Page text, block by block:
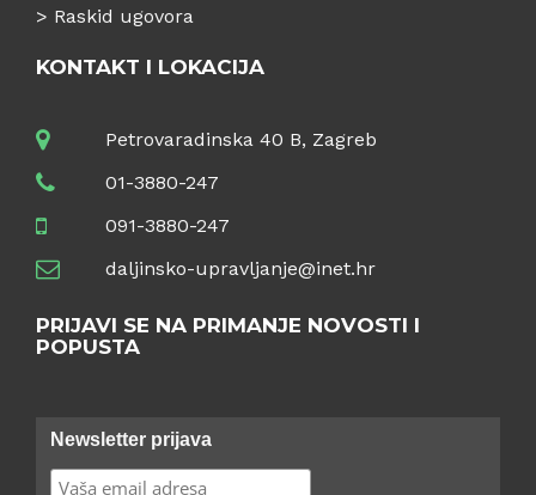
> Raskid ugovora
KONTAKT I LOKACIJA
Petrovaradinska 40 B, Zagreb
01-3880-247
091-3880-247
daljinsko-upravljanje@inet.hr
PRIJAVI SE NA PRIMANJE NOVOSTI I
POPUSTA
Newsletter prijava